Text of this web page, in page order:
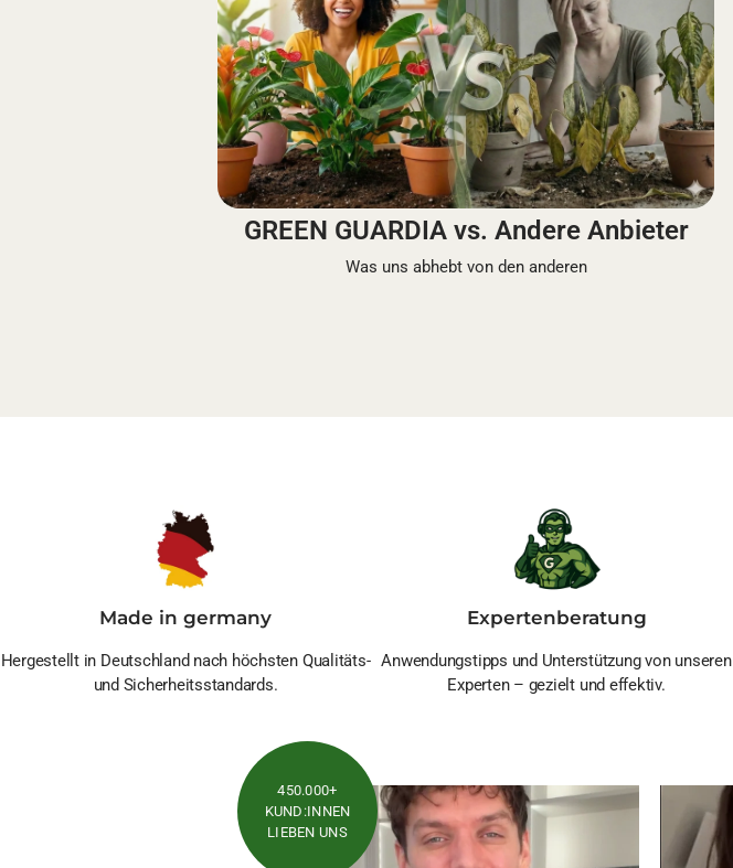
GREEN GUARDIA vs. Andere Anbieter
Was uns abhebt von den anderen
Made in germany
Hergestellt in Deutschland nach höchsten Qualitäts-
und Sicherheitsstandards.
Expertenberatung
Anwendungstipps und Unterstützung von unseren
Experten – gezielt und effektiv.
450.000+
KUND:INNEN
LIEBEN UNS